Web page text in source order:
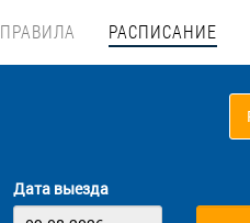
ПРАВИЛА РАСПИСАНИЕ
Дата выезда